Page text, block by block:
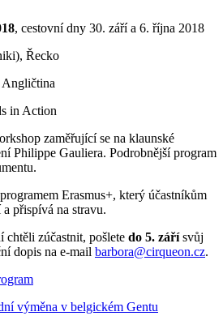
, cestovní dny 30. září a 6. října 2018
Řecko
in Action
zaměřující se na klaunské
Philippe Gauliera. Podrobnější program
Erasmus+, který účastníkům
přispívá na stravu.
chtěli zúčastnit, pošlete do 5. zářísvůj
dopis na e-mail barbora@cirqueon.cz.